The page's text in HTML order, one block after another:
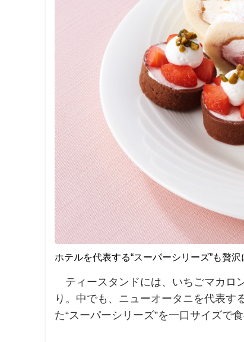
ホテルを代表する“スーパーシリーズ”も贅沢
ティースタンドには、いちごマカロ
り。中でも、ニューオータニを代表す
た“スーパーシリーズ”を一口サイズで